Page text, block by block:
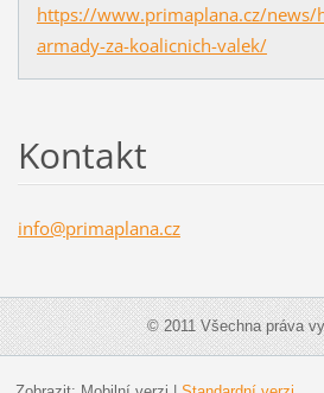
https://www.primaplana.cz/news/
armady-za-koalicnich-valek/
Kontakt
info@primaplana.cz
© 2011 Všechna práva